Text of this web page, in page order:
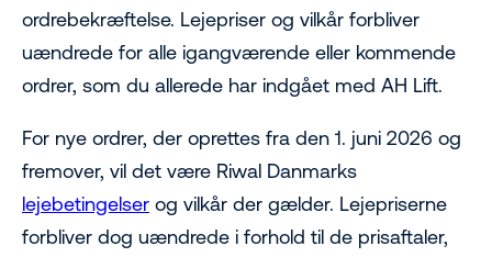
ordrebekræftelse. Lejepriser og vilkår forbliver
uændrede for alle igangværende eller kommende
ordrer, som du allerede har indgået med AH Lift.
For nye ordrer, der oprettes fra den 1. juni 2026 og
fremover, vil det være Riwal Danmarks
lejebetingelser og vilkår der gælder. Lejepriserne
forbliver dog uændrede i forhold til de prisaftaler,